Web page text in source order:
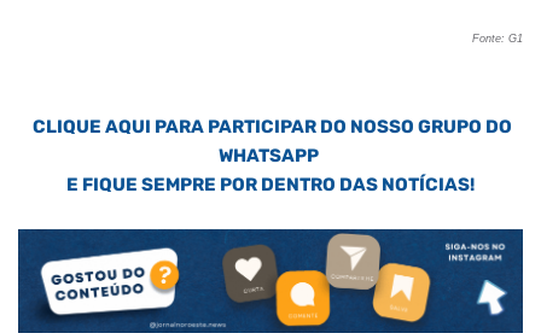
Fonte: G1
CLIQUE AQUI PARA PARTICIPAR DO NOSSO GRUPO DO
WHATSAPP
E FIQUE SEMPRE POR DENTRO DAS NOTÍCIAS!